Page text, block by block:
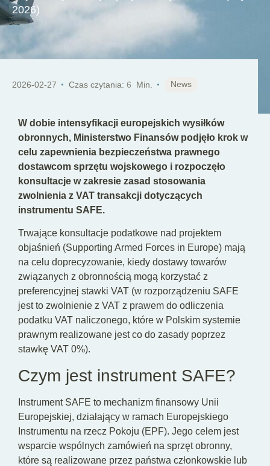
PL
2026)
2026-02-27 Czas czytania: 6 Min. News
W dobie intensyfikacji europejskich wysiłków
obronnych, Ministerstwo Finansów podjęło krok w
celu zapewnienia bezpieczeństwa prawnego
dostawcom sprzętu wojskowego i rozpoczęło
konsultacje w zakresie zasad stosowania
zwolnienia z VAT transakcji dotyczących
instrumentu SAFE.
Trwające konsultacje podatkowe nad projektem
objaśnień (Supporting Armed Forces in Europe) mają
na celu doprecyzowanie, kiedy dostawy towarów
związanych z obronnością mogą korzystać z
preferencyjnej stawki VAT (w rozporządzeniu SAFE
jest to zwolnienie z VAT z prawem do odliczenia
podatku VAT naliczonego, które w Polskim systemie
prawnym realizowane jest co do zasady poprzez
stawkę VAT 0%).
Czym jest instrument SAFE?
Instrument SAFE to mechanizm finansowy Unii
Europejskiej, działający w ramach Europejskiego
Instrumentu na rzecz Pokoju (EPF). Jego celem jest
wsparcie wspólnych zamówień na sprzęt obronny,
które są realizowane przez państwa członkowskie lub